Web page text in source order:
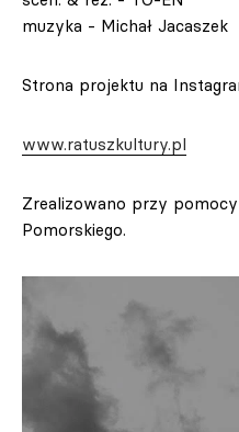
muzyka - Michał Jacaszek
Strona projektu na
www.ratuszkultury.pl
Zrealizowano przy
Pomorskiego.